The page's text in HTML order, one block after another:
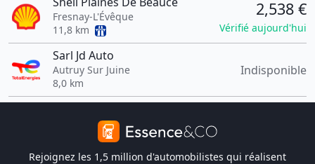
Fresnay-L'Évêque
11,8 km
2,538 €
Vérifié aujourd'hui
Sarl Jd Auto
Autruy Sur Juine
8,0 km
Indisponible
Rejoignez les 1,5 million d'automobilistes qui réalisent